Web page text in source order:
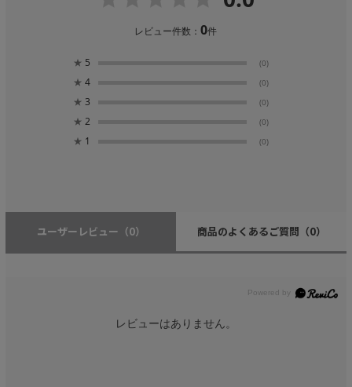
レビュー件数：0件
★ 5 (0)
★ 4 (0)
★ 3 (0)
★ 2 (0)
★ 1 (0)
ユーザーレビュー （0） 商品のよくあるご質問 （0）
レビューはありません。